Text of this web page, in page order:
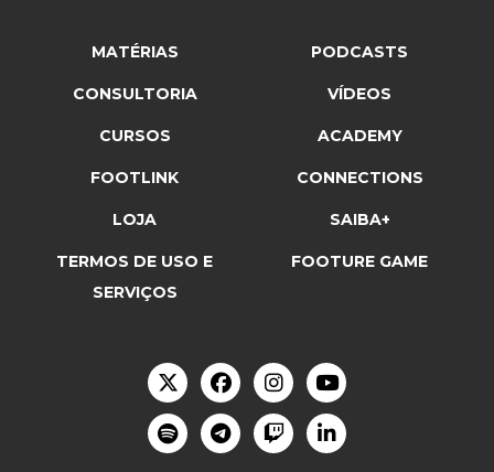
MATÉRIAS PODCASTS
CONSULTORIA VÍDEOS
CURSOS ACADEMY
FOOTLINK CONNECTIONS
LOJA SAIBA+
TERMOS DE USO E
SERVIÇOS
FOOTURE GAME